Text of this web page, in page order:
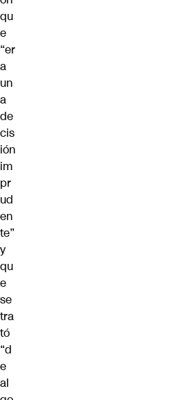
qu
e
“er
a
un
a
de
cis
ión
im
pr
ud
en
te”
y
qu
e
se
tra
tó
“d
e
al